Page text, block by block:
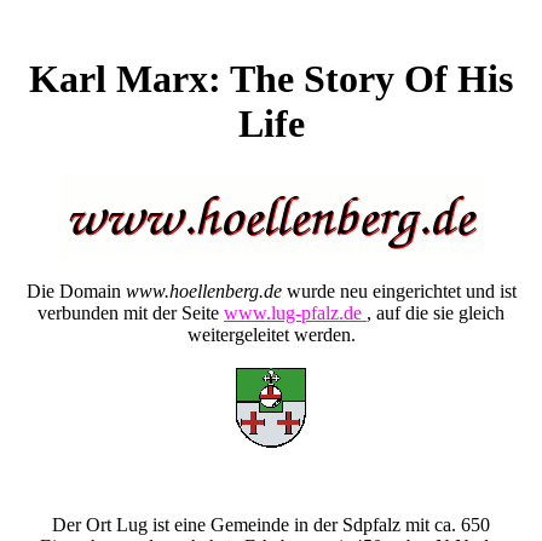
Karl Marx: The Story Of His
Life
Die Domain www.hoellenberg.dewurde neu eingerichtet und ist
verbunden mit der Seite www.lug-pfalz.de , auf die sie gleich
weitergeleitet werden.
Der Ort Lug ist eine Gemeinde in der Sdpfalz mit ca. 650